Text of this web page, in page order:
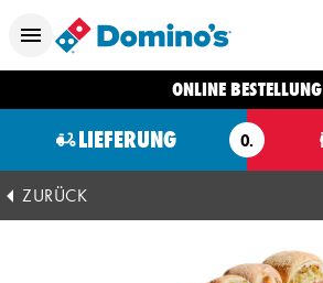
ONLINE BESTELLUNG
LIEFERUNG O.
ZURÜCK